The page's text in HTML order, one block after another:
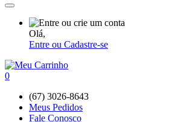
Olá,
Entre ou Cadastre-se
0
(67) 3026-8643
Meus Pedidos
Fale Conosco